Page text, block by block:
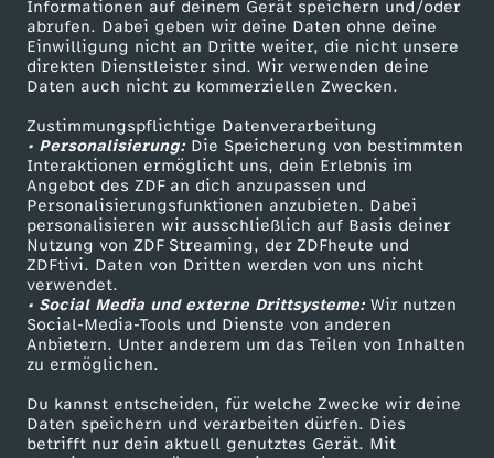
Informationen auf deinem Gerät speichern und/oder
abrufen. Dabei geben wir deine Daten ohne deine
Einwilligung nicht an Dritte weiter, die nicht unsere
direkten Dienstleister sind. Wir verwenden deine
Daten auch nicht zu kommerziellen Zwecken.
Zustimmungspflichtige Datenverarbeitung
• Personalisierung:Die Speicherung von bestimmten
Interaktionen ermöglicht uns, dein Erlebnis im
Angebot des ZDF an dich anzupassen und
Personalisierungsfunktionen anzubieten. Dabei
personalisieren wir ausschließlich auf Basis deiner
Nutzung von ZDF Streaming, der ZDFheute und
ZDFtivi. Daten von Dritten werden von uns nicht
verwendet.
• Social Media und externe Drittsysteme:Wir nutzen
Social-Media-Tools und Dienste von anderen
Anbietern. Unter anderem um das Teilen von Inhalten
zu ermöglichen.
Du kannst entscheiden, für welche Zwecke wir deine
Daten speichern und verarbeiten dürfen. Dies
betrifft nur dein aktuell genutztes Gerät. Mit
a
g
s
m
a
g
a
z
ZDF-Apps
Smart TV
ZDFtext
Livestreams
Sendungen A-Z
TV-Programm
ZDFmitreden
Kontakt zum ZDF
Tickets
Zuschauerservice
Hilfe
ZDF Unternehmen
Karriere
ZDF goes Schule
Werbefernsehen